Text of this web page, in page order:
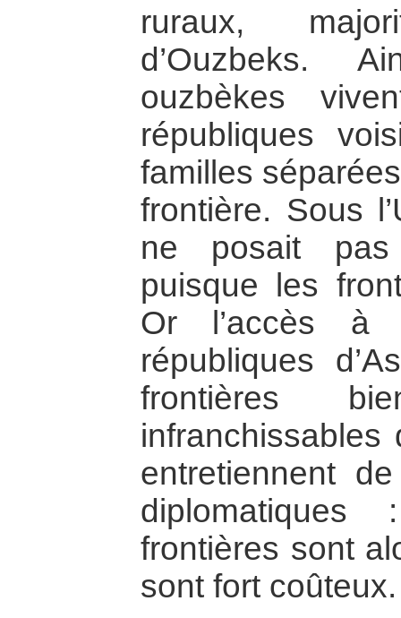
ruraux,
d’Ouzbeks.
ouzbèkes
républiques
familles
frontière. Sous
ne posait
puisque les
Or l’accès à
républiques
frontières
entretiennent
frontières sont
sont fort coûteux.